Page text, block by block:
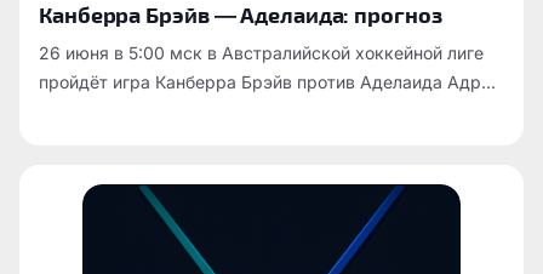
Канберра Брэйв — Аделаида: прогноз
26 июня в 5:00 мск в Австралийской хоккейной лиге
пройдёт игра Канберра Брэйв против Аделаида Адр...